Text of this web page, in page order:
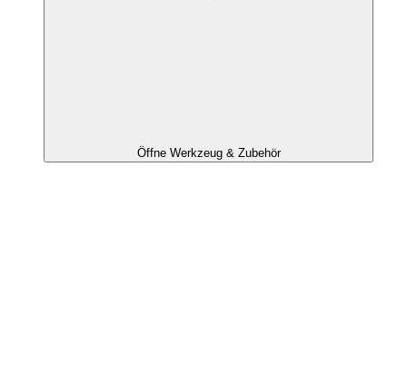
Öffne Werkzeug & Zubehör